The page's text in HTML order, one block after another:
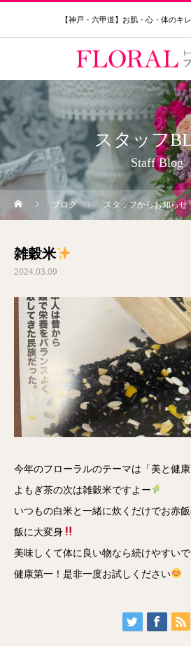
【神戸・六甲道】お肌・心・体のキ
スタッフ
Staff Blog
ブログ スタッフからお知らせ
雑穀米
2024.03.09
今年のフローラルのテーマは「美と健康
よもぎ茶の次は雑穀米ですよー
いつもの白米と一緒に炊くだけでお赤
飯に大変身
美味しくて体に良い物なら続けやすいで
健康第一！是非一度お試しください